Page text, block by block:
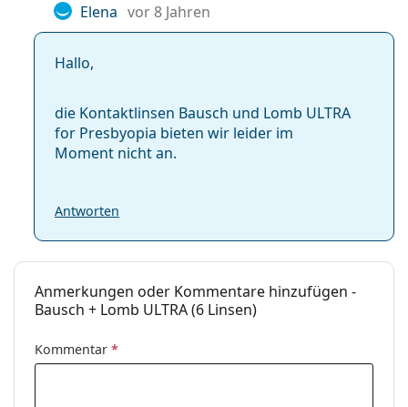
Elena vor 8 Jahren
Hallo,
die Kontaktlinsen Bausch und Lomb ULTRA
for Presbyopia bieten wir leider im
Moment nicht an.
Antworten
Anmerkungen oder Kommentare hinzufügen -
Bausch + Lomb ULTRA (6 Linsen)
Kommentar *